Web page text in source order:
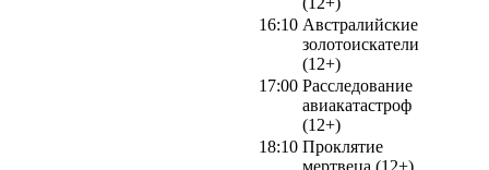
16:10 Австралийские
золотоискатели
(12+)
17:00 Расследование
авиакатастроф
(12+)
18:10 Проклятие
мертвеца (12+)